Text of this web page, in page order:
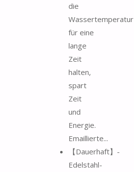
die
Wassertemperatur
für eine
lange
Zeit
halten,
spart
Zeit
und
Energie.
Emaillierte...
【Dauerhaft】-
Edelstahl-